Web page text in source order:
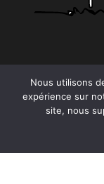
Tendance
Nous utilisons
expérience sur
site, nous